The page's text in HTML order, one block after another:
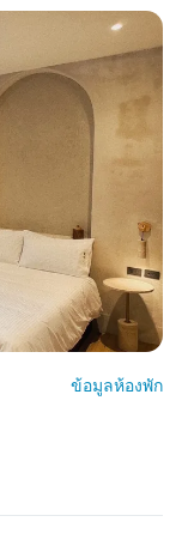
ข้อมูลห้องพัก